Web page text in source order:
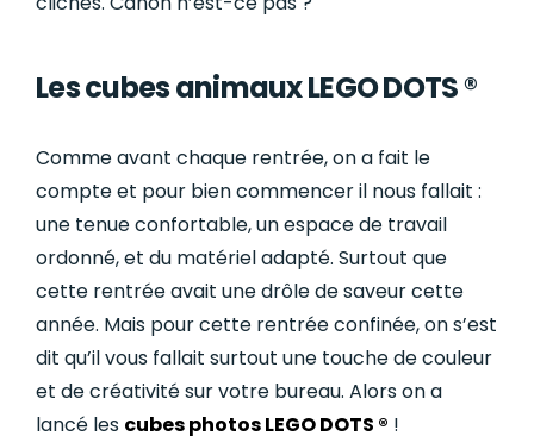
Les cubes animaux LEGO DOTS ®
Comme avant chaque rentrée, on a fait le
compte et pour bien commencer il nous fallait :
une tenue confortable, un espace de travail
ordonné, et du matériel adapté. Surtout que
cette rentrée avait une drôle de saveur cette
année. Mais pour cette rentrée confinée, on s’est
dit qu’il vous fallait surtout une touche de couleur
et de créativité sur votre bureau. Alors on a
lancé les cubes photos LEGO DOTS ® !